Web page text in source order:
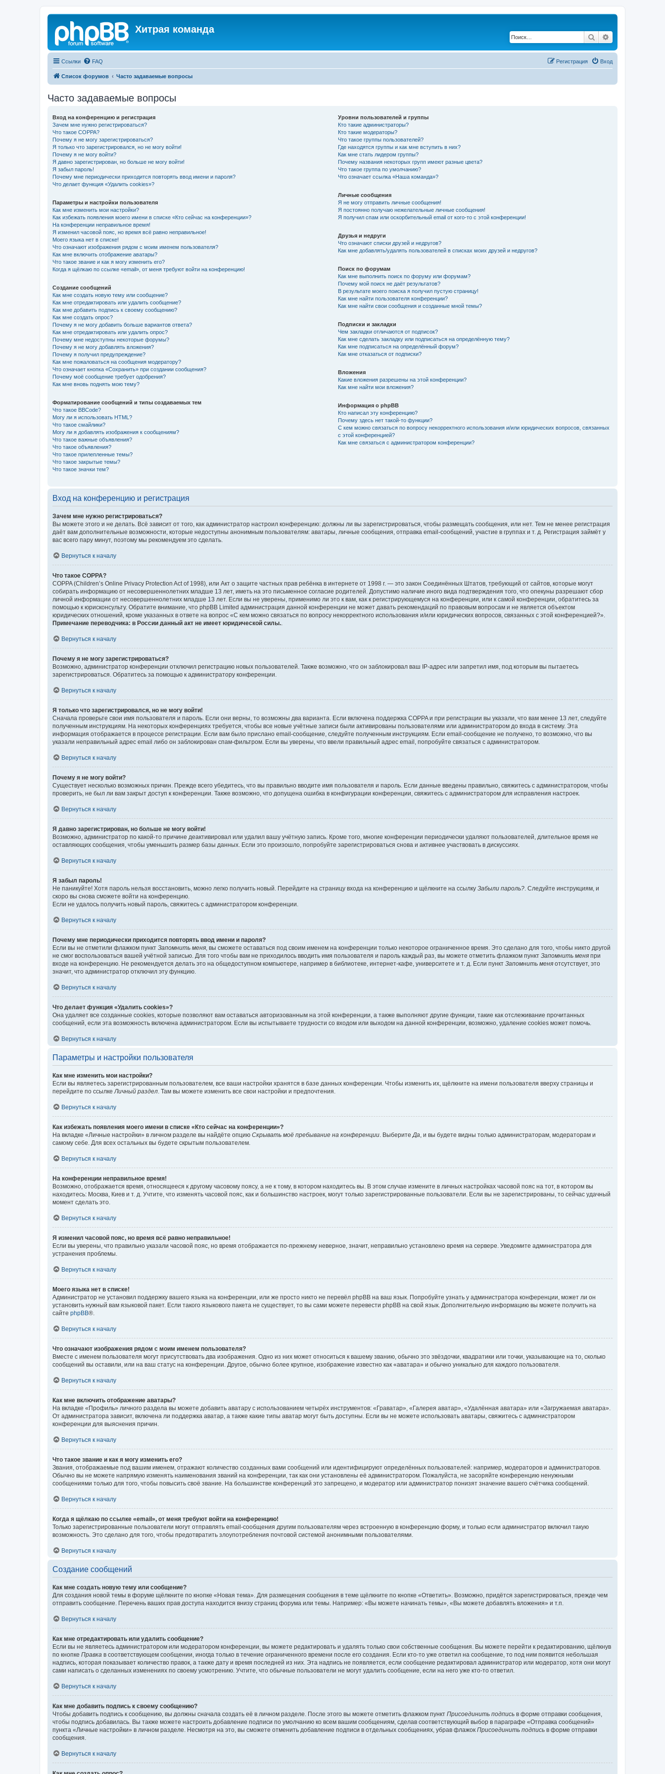
Хитрая команда
Поиск
Ссылки FAQ Вход
Регистрация
Список форумов Часто задаваемые вопросы
Часто задаваемые вопросы
Вход на конференцию и регистрация
Зачем мне нужно регистрироваться?
Что такое COPPA?
Почему я не могу зарегистрироваться?
Я только что зарегистрировался, но не могу войти!
Почему я не могу войти?
Я давно зарегистрирован, но больше не могу войти!
Я забыл пароль!
Почему мне периодически приходится повторять ввод имени и пароля?
Что делает функция «Удалить cookies»?
Параметры и настройки пользователя
Как мне изменить мои настройки?
Как избежать появления моего имени в списке «Кто сейчас на конференции»?
На конференции неправильное время!
Я изменил часовой пояс, но время всё равно неправильное!
Моего языка нет в списке!
Что означают изображения рядом с моим именем пользователя?
Как мне включить отображение аватары?
Что такое звание и как я могу изменить его?
Когда я щёлкаю по ссылке «email», от меня требуют войти на конференцию!
Создание сообщений
Как мне создать новую тему или сообщение?
Как мне отредактировать или удалить сообщение?
Как мне добавить подпись к своему сообщению?
Как мне создать опрос?
Почему я не могу добавить больше вариантов ответа?
Как мне отредактировать или удалить опрос?
Почему мне недоступны некоторые форумы?
Почему я не могу добавлять вложения?
Почему я получил предупреждение?
Как мне пожаловаться на сообщения модератору?
Что означает кнопка «Сохранить» при создании сообщения?
Почему моё сообщение требует одобрения?
Как мне вновь поднять мою тему?
Форматирование сообщений и типы создаваемых тем
Что такое BBCode?
Могу ли я использовать HTML?
Что такое смайлики?
Могу ли я добавлять изображения к сообщениям?
Что такое важные объявления?
Что такое объявления?
Что такое прилепленные темы?
Что такое закрытые темы?
Что такое значки тем?
Уровни пользователей и группы
Кто такие администраторы?
Кто такие модераторы?
Что такое группы пользователей?
Где находятся группы и как мне вступить в них?
Как мне стать лидером группы?
Почему названия некоторых групп имеют разные цвета?
Что такое группа по умолчанию?
Что означает ссылка «Наша команда»?
Личные сообщения
Я не могу отправить личные сообщения!
Я постоянно получаю нежелательные личные сообщения!
Я получил спам или оскорбительный email от кого-то с этой конференции!
Друзья и недруги
Что означают списки друзей и недругов?
Как мне добавлять/удалять пользователей в списках моих друзей и недругов?
Поиск по форумам
Как мне выполнить поиск по форуму или форумам?
Почему мой поиск не даёт результатов?
В результате моего поиска я получил пустую страницу!
Как мне найти пользователя конференции?
Как мне найти свои сообщения и созданные мной темы?
Подписки и закладки
Чем закладки отличаются от подписок?
Как мне сделать закладку или подписаться на определённую тему?
Как мне подписаться на определённый форум?
Как мне отказаться от подписки?
Вложения
Какие вложения разрешены на этой конференции?
Как мне найти мои вложения?
Информация о phpBB
Кто написал эту конференцию?
Почему здесь нет такой-то функции?
С кем можно связаться по вопросу некорректного использования и/или юридических вопросов, связанных
с этой конференцией?
Как мне связаться с администратором конференции?
Вход на конференцию и регистрация
Зачем мне нужно регистрироваться?
Вы можете этого и не делать. Всё зависит от того, как администратор настроил конференцию: должны ли вы зарегистрироваться, чтобы размещать сообщения, или нет. Тем не менее регистрация
даёт вам дополнительные возможности, которые недоступны анонимным пользователям: аватары, личные сообщения, отправка email-сообщений, участие в группах и т. д. Регистрация займёт у
вас всего пару минут, поэтому мы рекомендуем это сделать.
Вернуться к началу
Что такое COPPA?
COPPA (Children’s Online Privacy Protection Act of 1998), или Акт о защите частных прав ребёнка в интернете от 1998 г. — это закон Соединённых Штатов, требующий от сайтов, которые могут
собирать информацию от несовершеннолетних младше 13 лет, иметь на это письменное согласие родителей. Допустимо наличие иного вида подтверждения того, что опекуны разрешают сбор
личной информации от несовершеннолетних младше 13 лет. Если вы не уверены, применимо ли это к вам, как к регистрирующемуся на конференции, или к самой конференции, обратитесь за
помощью к юрисконсульту. Обратите внимание, что phpBB Limited администрация данной конференции не может давать рекомендаций по правовым вопросам и не является объектом
юридических отношений, кроме указанных в ответе на вопрос «С кем можно связаться по вопросу некорректного использования и/или юридических вопросов, связанных с этой конференцией?».
Примечание переводчика: в России данный акт не имеет юридической силы..
Вернуться к началу
Почему я не могу зарегистрироваться?
Возможно, администратор конференции отключил регистрацию новых пользователей. Также возможно, что он заблокировал ваш IP-адрес или запретил имя, под которым вы пытаетесь
зарегистрироваться. Обратитесь за помощью к администратору конференции.
Вернуться к началу
Я только что зарегистрировался, но не могу войти!
Сначала проверьте свои имя пользователя и пароль. Если они верны, то возможны два варианта. Если включена поддержка COPPA и при регистрации вы указали, что вам менее 13 лет, следуйте
полученным инструкциям. На некоторых конференциях требуется, чтобы все новые учётные записи были активированы пользователями или администратором до входа в систему. Эта
информация отображается в процессе регистрации. Если вам было прислано email-сообщение, следуйте полученным инструкциям. Если email-сообщение не получено, то возможно, что вы
указали неправильный адрес email либо он заблокирован спам-фильтром. Если вы уверены, что ввели правильный адрес email, попробуйте связаться с администратором.
Вернуться к началу
Почему я не могу войти?
Существует несколько возможных причин. Прежде всего убедитесь, что вы правильно вводите имя пользователя и пароль. Если данные введены правильно, свяжитесь с администратором, чтобы
проверить, не был ли вам закрыт доступ к конференции. Также возможно, что допущена ошибка в конфигурации конференции, свяжитесь с администратором для исправления настроек.
Вернуться к началу
Я давно зарегистрирован, но больше не могу войти!
Возможно, администратор по какой-то причине деактивировал или удалил вашу учётную запись. Кроме того, многие конференции периодически удаляют пользователей, длительное время не
оставляющих сообщения, чтобы уменьшить размер базы данных. Если это произошло, попробуйте зарегистрироваться снова и активнее участвовать в дискуссиях.
Вернуться к началу
Я забыл пароль!
Не паникуйте! Хотя пароль нельзя восстановить, можно легко получить новый. Перейдите на страницу входа на конференцию и щёлкните на ссылку Забыли пароль?. Следуйте инструкциям, и
скоро вы снова сможете войти на конференцию.
Если не удалось получить новый пароль, свяжитесь с администратором конференции.
Вернуться к началу
Почему мне периодически приходится повторять ввод имени и пароля?
Если вы не отметили флажком пункт Запомнить меня, вы сможете оставаться под своим именем на конференции только некоторое ограниченное время. Это сделано для того, чтобы никто другой
не смог воспользоваться вашей учётной записью. Для того чтобы вам не приходилось вводить имя пользователя и пароль каждый раз, вы можете отметить флажком пункт Запомнить меня при
входе на конференцию. Не рекомендуется делать это на общедоступном компьютере, например в библиотеке, интернет-кафе, университете и т. д. Если пункт Запомнить меня отсутствует, это
значит, что администратор отключил эту функцию.
Вернуться к началу
Что делает функция «Удалить cookies»?
Она удаляет все созданные cookies, которые позволяют вам оставаться авторизованным на этой конференции, а также выполняют другие функции, такие как отслеживание прочитанных
сообщений, если эта возможность включена администратором. Если вы испытываете трудности со входом или выходом на данной конференции, возможно, удаление cookies может помочь.
Вернуться к началу
Параметры и настройки пользователя
Как мне изменить мои настройки?
Если вы являетесь зарегистрированным пользователем, все ваши настройки хранятся в базе данных конференции. Чтобы изменить их, щёлкните на имени пользователя вверху страницы и
перейдите по ссылкеЛичный раздел. Там вы можете изменить все свои настройки и предпочтения.
Вернуться к началу
Как избежать появления моего имени в списке «Кто сейчас на конференции»?
На вкладке «Личные настройки» в личном разделе вы найдёте опцию Скрывать моё пребывание на конференции. ВыберитеДа, и вы будете видны только администраторам, модераторам и
самому себе. Для всех остальных вы будете скрытым пользователем.
Вернуться к началу
На конференции неправильное время!
Возможно, отображается время, относящееся к другому часовому поясу, а не к тому, в котором находитесь вы. В этом случае измените в личных настройках часовой пояс на тот, в котором вы
находитесь: Москва, Киев и т. д. Учтите, что изменять часовой пояс, как и большинство настроек, могут только зарегистрированные пользователи. Если вы не зарегистрированы, то сейчас удачный
момент сделать это.
Вернуться к началу
Я изменил часовой пояс, но время всё равно неправильное!
Если вы уверены, что правильно указали часовой пояс, но время отображается по-прежнему неверное, значит, неправильно установлено время на сервере. Уведомите администратора для
устранения проблемы.
Вернуться к началу
Моего языка нет в списке!
Администратор не установил поддержку вашего языка на конференции, или же просто никто не перевёл phpBB на ваш язык. Попробуйте узнать у администратора конференции, может ли он
установить нужный вам языковой пакет. Если такого языкового пакета не существует, то вы сами можете перевести phpBB на свой язык. Дополнительную информацию вы можете получить на
сайте phpBB®.
Вернуться к началу
Что означают изображения рядом с моим именем пользователя?
Вместе с именем пользователя могут присутствовать два изображения. Одно из них может относиться к вашему званию, обычно это звёздочки, квадратики или точки, указывающие на то, сколько
сообщений вы оставили, или на ваш статус на конференции. Другое, обычно более крупное, изображение известно как «аватара» и обычно уникально для каждого пользователя.
Вернуться к началу
Как мне включить отображение аватары?
На вкладке «Профиль» личного раздела вы можете добавить аватару с использованием четырёх инструментов: «Граватар», «Галерея аватар», «Удалённая аватара» или «Загружаемая аватара».
От администратора зависит, включена ли поддержка аватар, а также какие типы аватар могут быть доступны. Если вы не можете использовать аватары, свяжитесь с администратором
конференции для выяснения причин.
Вернуться к началу
Что такое звание и как я могу изменить его?
Звания, отображаемые под вашим именем, отражают количество созданных вами сообщений или идентифицируют определённых пользователей: например, модераторов и администраторов.
Обычно вы не можете напрямую изменять наименования званий на конференции, так как они установлены её администратором. Пожалуйста, не засоряйте конференцию ненужными
сообщениями только для того, чтобы повысить своё звание. На большинстве конференций это запрещено, и модератор или администратор понизят значение вашего счётчика сообщений.
Вернуться к началу
Когда я щёлкаю по ссылке «email», от меня требуют войти на конференцию!
Только зарегистрированные пользователи могут отправлять email-сообщения другим пользователям через встроенную в конференцию форму, и только если администратор включил такую
возможность. Это сделано для того, чтобы предотвратить злоупотребления почтовой системой анонимными пользователями.
Вернуться к началу
Создание сообщений
Как мне создать новую тему или сообщение?
Для создания новой темы в форуме щёлкните по кнопке «Новая тема». Для размещения сообщения в теме щёлкните по кнопке «Ответить». Возможно, придётся зарегистрироваться, прежде чем
отправить сообщение. Перечень ваших прав доступа находится внизу страниц форума или темы. Например: «Вы можете начинать темы», «Вы можете добавлять вложения» и т.п.
Вернуться к началу
Как мне отредактировать или удалить сообщение?
Если вы не являетесь администратором или модератором конференции, вы можете редактировать и удалять только свои собственные сообщения. Вы можете перейти к редактированию, щёлкнув
по кнопке Правка в соответствующем сообщении, иногда только в течение ограниченного времени после его создания. Если кто-то уже ответил на сообщение, то под ним появится небольшая
надпись, которая показывает количество правок, а также дату и время последней из них. Эта надпись не появляется, если сообщение редактировал администратор или модератор, хотя они могут
сами написать о сделанных изменениях по своему усмотрению. Учтите, что обычные пользователи не могут удалить сообщение, если на него уже кто-то ответил.
Вернуться к началу
Как мне добавить подпись к своему сообщению?
Чтобы добавить подпись к сообщению, вы должны сначала создать её в личном разделе. После этого вы можете отметить флажком пункт Присоединить подпись в форме отправки сообщения,
чтобы подпись добавилась. Вы также можете настроить добавление подписи по умолчанию ко всем вашим сообщениям, сделав соответствующий выбор в параграфе «Отправка сообщений»
пункта «Личные настройки» в личном разделе. Несмотря на это, вы сможете отменить добавление подписи в отдельных сообщениях, убрав флажок Присоединить подпись в форме отправки
сообщения.
Вернуться к началу